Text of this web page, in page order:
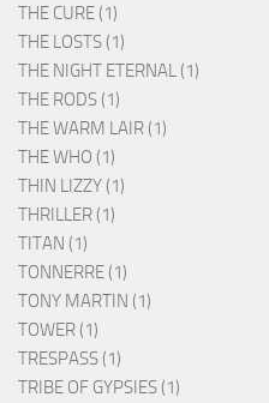
THE CURE (1)
THE LOSTS (1)
THE NIGHT ETERNAL (1)
THE RODS (1)
THE WARM LAIR (1)
THE WHO (1)
THIN LIZZY (1)
THRILLER (1)
TITAN (1)
TONNERRE (1)
TONY MARTIN (1)
TOWER (1)
TRESPASS (1)
TRIBE OF GYPSIES (1)